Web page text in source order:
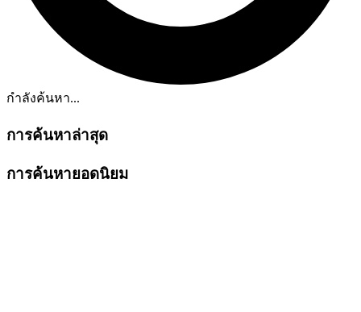
กำลังค้นหา...
การค้นหาล่าสุด
การค้นหายอดนิยม